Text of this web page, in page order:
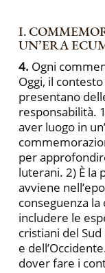
I.
UN’ERA
4. Ogni
Oggi, il
presentano
responsabilità.
aver luogo in
per
luterani. 2) È la
avviene
conseguenza
includere le
cristiani del
e
dover fare i